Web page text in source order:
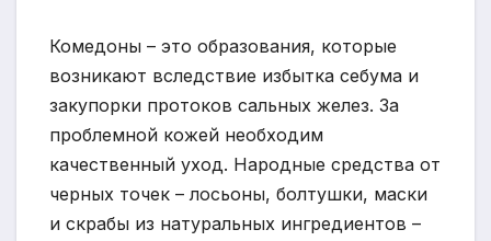
Комедоны – это образования, которые
возникают вследствие избытка себума и
закупорки протоков сальных желез. За
проблемной кожей необходим
качественный уход. Народные средства от
черных точек – лосьоны, болтушки, маски
и скрабы из натуральных ингредиентов –